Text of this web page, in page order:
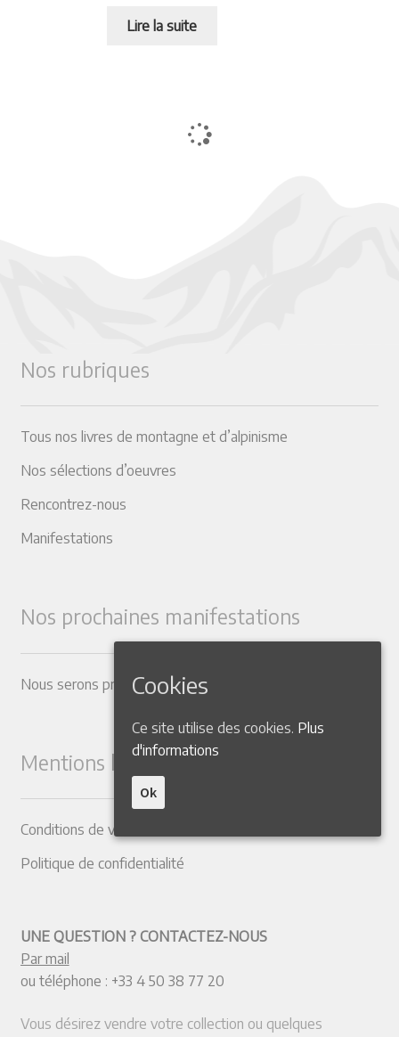
Lire la suite
Nos rubriques
Tous nos livres de montagne et d’alpinisme
Nos sélections d’oeuvres
Rencontrez-nous
Manifestations
Nos prochaines manifestations
Nous serons présents dans les Salons suivants
Mentions légales
Conditions de vente
Politique de confidentialité
UNE QUESTION ? CONTACTEZ-NOUS
Par mail
ou téléphone : +33 4 50 38 77 20
Vous désirez vendre votre collection ou quelques
Cookies
Ce site utilise des cookies. Plus
d'informations
Ok